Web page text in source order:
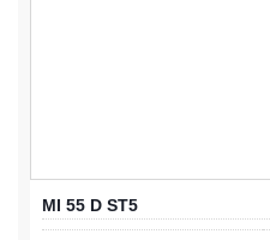
MI 55 D ST5